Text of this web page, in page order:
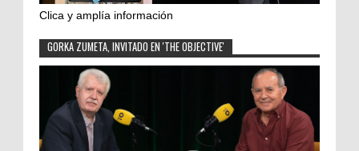
Clica y amplía información
GORKA ZUMETA, INVITADO EN 'THE OBJECTIVE'